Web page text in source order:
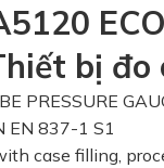
bị
PRESSURE
EN 837-1 S1
case filling,